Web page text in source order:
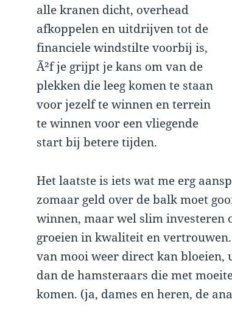
alle kranen dicht, overhead
afkoppelen en uitdrijven tot de
financiele windstilte voorbij is,
Ã²f je grijpt je kans om van de
plekken die leeg komen te staan
voor jezelf te winnen en terrein
te winnen voor een vliegende
start bij betere tijden.
Het laatste is iets wat me erg
zomaar geld over de balk moet
winnen, maar wel slim investeren
groeien in kwaliteit en
van mooi weer direct kan
dan de hamsteraars die met
komen. (ja, dames en heren, de